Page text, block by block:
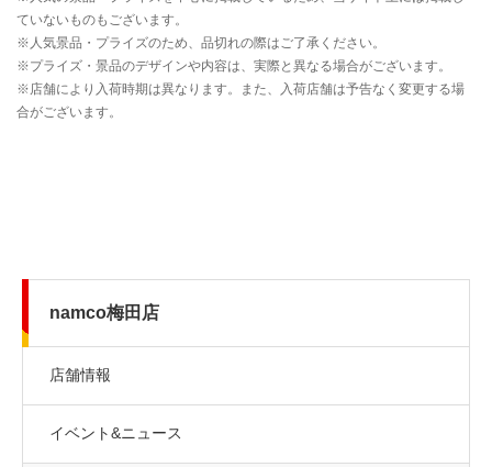
namco梅田店
店舗情報
イベント&ニュース